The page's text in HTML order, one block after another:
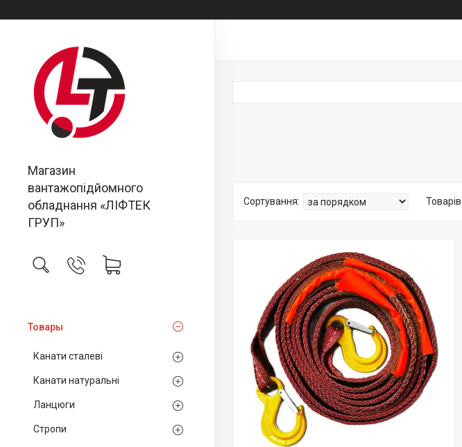
Магазин
вантажопідйомного
обладнання «ЛІФТЕК
ГРУП»
Товары
Канати сталеві
Канати натуральні
Ланцюги
Стропи